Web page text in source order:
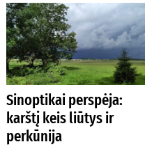
Sinoptikai perspėja:
karštį keis liūtys ir
perkūnija